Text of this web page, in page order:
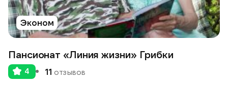
Эконом
Пансионат «Линия жизни» Грибки
4 11 отзывов